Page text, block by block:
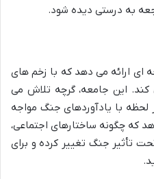
به درستی دیده شود.
ای ارائه می دهد که با زخم های
این جامعه، گرچه تلاش می
لحظه با یادآوردهای جنگ مواجه
چگونه ساختارهای اجتماعی،
تأثیر جنگ تغییر کرده و برای